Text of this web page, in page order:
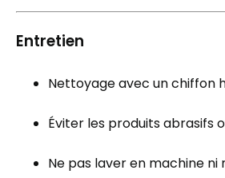
Entretien
Nettoyage avec un chiffon
Éviter les produits abrasifs
Ne pas laver en machine ni